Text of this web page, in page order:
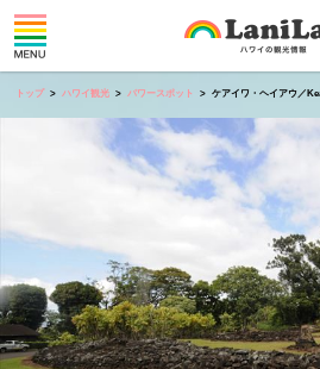
トップ ハワイ観光 パワースポット ケアイワ・ヘイアウ／